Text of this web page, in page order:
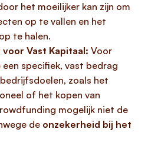
het moeilijker kan zijn om
op te vallen en het
te halen.
Vast Kapitaal: Voor
specifiek, vast bedrag
zoals het
of het kopen van
mogelijk niet de
de onzekerheid bij het